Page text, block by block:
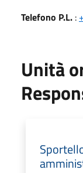
Telefono P.L. :
Unità